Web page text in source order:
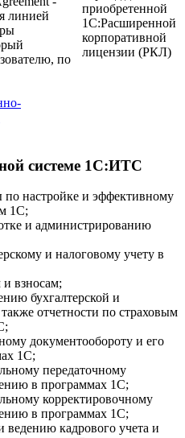
линией
по
приобретенной
1С:Расширенной
корпоративной
лицензии (РКЛ)
системе 1С:ИТС
по настройке и эффективному
1С;
и администрированию
и налоговому учету в
взносам;
бухгалтерской и
отчетности по страховым
документообороту и его
1С;
передаточному
в программах 1С;
корректировочному
в программах 1С;
ведению кадрового учета и